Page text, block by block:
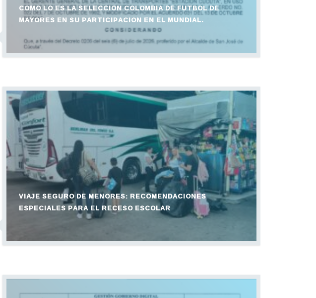
COMO LO ES LA SELECCION COLOMBIA DE FUTBOL DE
MAYORES EN SU PARTICIPACION EN EL MUNDIAL.
VIAJE SEGURO DE MENORES: RECOMENDACIONES
ESPECIALES PARA EL RECESO ESCOLAR